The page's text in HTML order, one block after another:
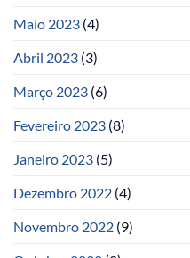
Maio 2023 (4)
Abril 2023 (3)
Março 2023 (6)
Fevereiro 2023 (8)
Janeiro 2023 (5)
Dezembro 2022 (4)
Novembro 2022 (9)